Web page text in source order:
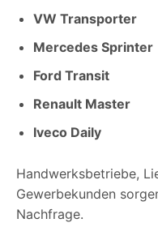
VW Transporter
Mercedes Sprinter
Ford Transit
Renault Master
Iveco Daily
Handwerksbetriebe,
Gewerbekunden
Nachfrage.